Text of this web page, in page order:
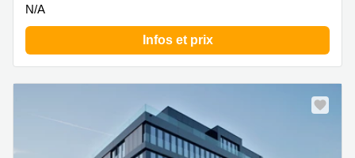
N/A
Infos et prix